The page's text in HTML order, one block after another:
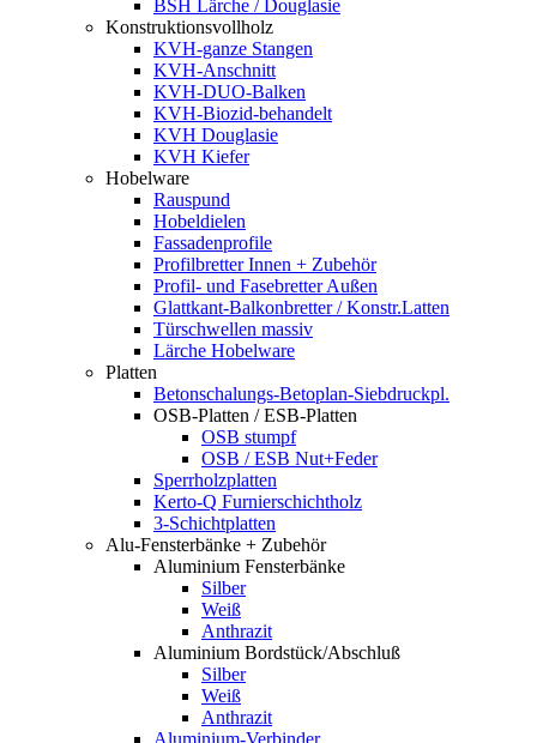
BSH Lärche / Douglasie
Konstruktionsvollholz
KVH-ganze Stangen
KVH-Anschnitt
KVH-DUO-Balken
KVH-Biozid-behandelt
KVH Douglasie
KVH Kiefer
Hobelware
Rauspund
Hobeldielen
Fassadenprofile
Profilbretter Innen + Zubehör
Profil- und Fasebretter Außen
Glattkant-Balkonbretter / Konstr.Latten
Türschwellen massiv
Lärche Hobelware
Platten
Betonschalungs-Betoplan-Siebdruckpl.
OSB-Platten / ESB-Platten
OSB stumpf
OSB / ESB Nut+Feder
Sperrholzplatten
Kerto-Q Furnierschichtholz
3-Schichtplatten
Alu-Fensterbänke + Zubehör
Aluminium Fensterbänke
Silber
Weiß
Anthrazit
Aluminium Bordstück/Abschluß
Silber
Weiß
Anthrazit